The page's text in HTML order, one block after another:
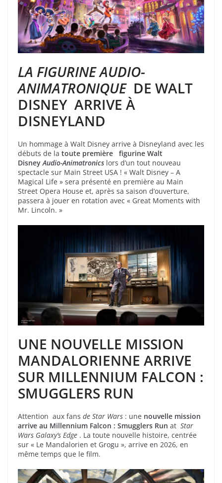
LA FIGURINE AUDIO-
ANIMATRONIQUE DE WALT
DISNEY ARRIVE À
DISNEYLAND
Un hommage à Walt Disney arrive à Disneyland avec les
débuts de la toute première figurine Walt
DisneyAudio-Animatronics lors d’un tout nouveau
spectacle sur Main Street USA ! « Walt Disney – A
Magical Life » sera présenté en première au Main
Street Opera House et, après sa saison d’ouverture,
passera à jouer en rotation avec « Great Moments with
Mr. Lincoln. »
UNE NOUVELLE MISSION
MANDALORIENNE ARRIVE
SUR MILLENNIUM FALCON :
SMUGGLERS RUN
Attention aux fans de Star Wars : une nouvelle mission
arrive au Millennium Falcon : Smugglers Run at Star
Wars Galaxy’s Edge . La toute nouvelle histoire, centrée
sur « Le Mandalorien et Grogu », arrive en 2026, en
même temps que le film.